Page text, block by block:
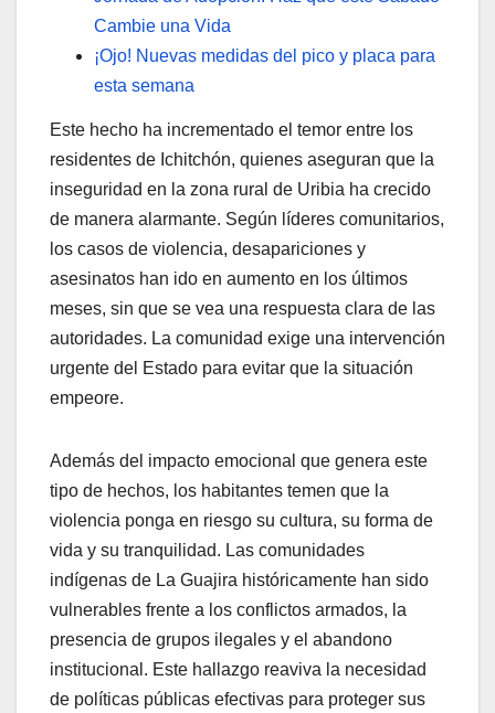
Cambie una Vida
¡Ojo! Nuevas medidas del pico y placa para
esta semana
Este hecho ha incrementado el temor entre los
residentes de Ichitchón, quienes aseguran que la
inseguridad en la zona rural de Uribia ha crecido
de manera alarmante. Según líderes comunitarios,
los casos de violencia, desapariciones y
asesinatos han ido en aumento en los últimos
meses, sin que se vea una respuesta clara de las
autoridades. La comunidad exige una intervención
urgente del Estado para evitar que la situación
empeore.
Además del impacto emocional que genera este
tipo de hechos, los habitantes temen que la
violencia ponga en riesgo su cultura, su forma de
vida y su tranquilidad. Las comunidades
indígenas de La Guajira históricamente han sido
vulnerables frente a los conflictos armados, la
presencia de grupos ilegales y el abandono
institucional. Este hallazgo reaviva la necesidad
de políticas públicas efectivas para proteger sus